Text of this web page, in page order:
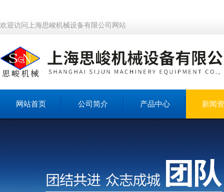
欢迎访问上海思峻机械设备有限公司网站
网站首页 公司简介 产品中心 新闻